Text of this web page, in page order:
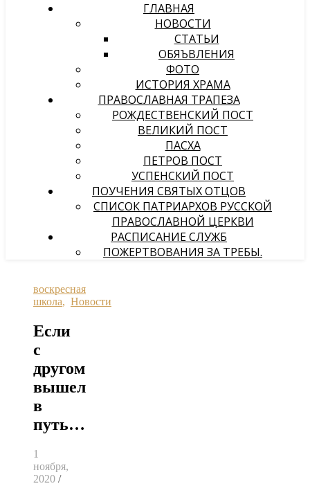
ГЛАВНАЯ
НОВОСТИ
СТАТЬИ
ОБЯЪВЛЕНИЯ
ФОТО
ИСТОРИЯ ХРАМА
ПРАВОСЛАВНАЯ ТРАПЕЗА
РОЖДЕСТВЕНСКИЙ ПОСТ
ВЕЛИКИЙ ПОСТ
ПАСХА
ПЕТРОВ ПОСТ
УСПЕНСКИЙ ПОСТ
ПОУЧЕНИЯ СВЯТЫХ ОТЦОВ
СПИСОК ПАТРИАРХОВ РУССКОЙ
ПРАВОСЛАВНОЙ ЦЕРКВИ
РАСПИСАНИЕ СЛУЖБ
ПОЖЕРТВОВАНИЯ ЗА ТРЕБЫ.
воскресная
школа, Новости
Если
с
другом
вышел
в
путь…
1
ноября,
2020 /